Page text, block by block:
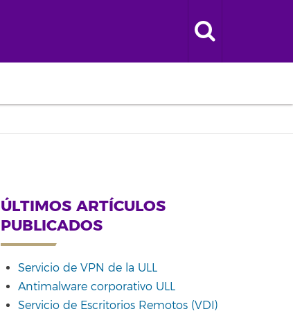
ÚLTIMOS ARTÍCULOS
PUBLICADOS
Servicio de VPN de la ULL
Antimalware corporativo ULL
Servicio de Escritorios Remotos (VDI)